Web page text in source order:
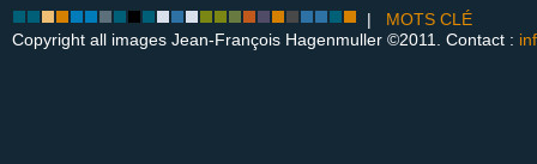
| MOTS CLÉ
Copyright all images Jean-François Hagenmuller ©2011. Contact :